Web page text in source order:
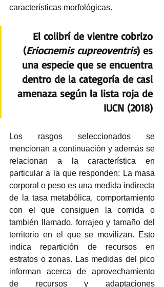
características morfológicas.
El colibrí de vientre cobrizo
(Eriocnemis cupreoventris) es
una especie que se encuentra
dentro de la categoría de casi
amenaza según la lista roja de
IUCN (2018)
Los rasgos seleccionados se
mencionan a continuación y además se
relacionan a la característica en
particular a la que responden: La masa
corporal o peso es una medida indirecta
de la tasa metabólica, comportamiento
con el que consiguen la comida o
también llamado, forrajeo y tamaño del
territorio en el que se movilizan. Esto
indica repartición de recursos en
estratos o zonas. Las medidas del pico
informan acerca de aprovechamiento
de recursos y adaptaciones